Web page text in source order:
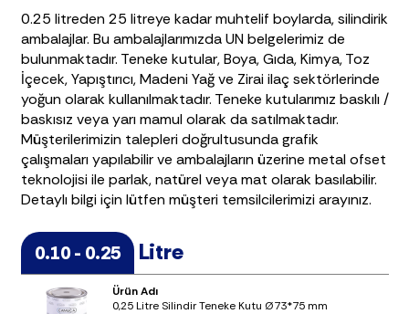
0.25 litreden 25 litreye kadar muhtelif boylarda, silindirik
ambalajlar. Bu ambalajlarımızda UN belgelerimiz de
bulunmaktadır. Teneke kutular, Boya, Gıda, Kimya, Toz
İçecek, Yapıştırıcı, Madeni Yağ ve Zirai ilaç sektörlerinde
yoğun olarak kullanılmaktadır. Teneke kutularımız baskılı /
baskısız veya yarı mamul olarak da satılmaktadır.
Müşterilerimizin talepleri doğrultusunda grafik
çalışmaları yapılabilir ve ambalajların üzerine metal ofset
teknolojisi ile parlak, natürel veya mat olarak basılabilir.
Detaylı bilgi için lütfen müşteri temsilcilerimizi arayınız.
0.10 - 0.25 Litre
Ürün Adı
0,25 Litre Silindir Teneke Kutu Ø73*75 mm